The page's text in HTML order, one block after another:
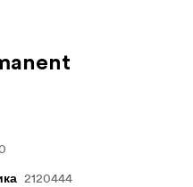
2120444